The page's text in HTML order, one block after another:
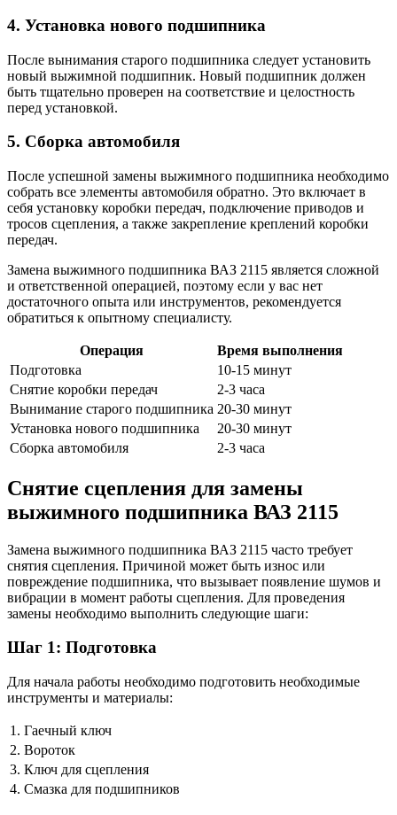
4. Установка нового подшипника
После вынимания старого подшипника следует установить
новый выжимной подшипник. Новый подшипник должен
быть тщательно проверен на соответствие и целостность
перед установкой.
5. Сборка автомобиля
После успешной замены выжимного подшипника необходимо
собрать все элементы автомобиля обратно. Это включает в
себя установку коробки передач, подключение приводов и
тросов сцепления, а также закрепление креплений коробки
передач.
Замена выжимного подшипника ВАЗ 2115 является сложной
и ответственной операцией, поэтому если у вас нет
достаточного опыта или инструментов, рекомендуется
обратиться к опытному специалисту.
Операция
Время выполнения
Подготовка
10-15 минут
Снятие коробки передач
2-3 часа
Вынимание старого подшипника 20-30 минут
Установка нового подшипника
20-30 минут
Сборка автомобиля
2-3 часа
Снятие сцепления для замены
выжимного подшипника ВАЗ 2115
Замена выжимного подшипника ВАЗ 2115 часто требует
снятия сцепления. Причиной может быть износ или
повреждение подшипника, что вызывает появление шумов и
вибрации в момент работы сцепления. Для проведения
замены необходимо выполнить следующие шаги:
Шаг 1: Подготовка
Для начала работы необходимо подготовить необходимые
инструменты и материалы:
1. Гаечный ключ
2. Вороток
3. Ключ для сцепления
4. Смазка для подшипников